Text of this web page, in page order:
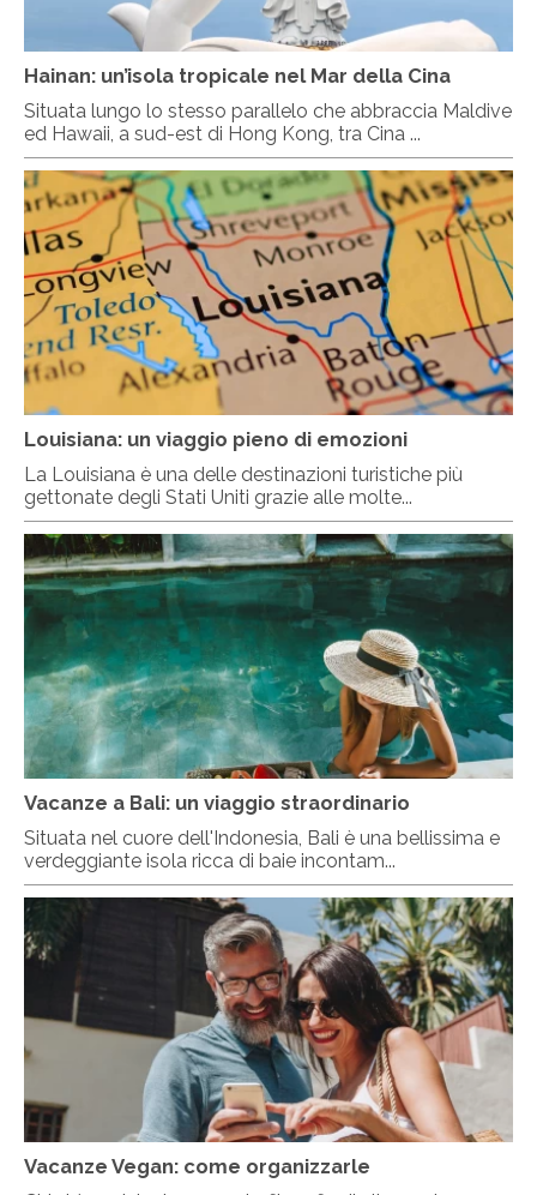
Hainan: un’isola tropicale nel Mar della Cina
Situata lungo lo stesso parallelo che abbraccia Maldive
ed Hawaii, a sud-est di Hong Kong, tra Cina ...
Louisiana: un viaggio pieno di emozioni
La Louisiana è una delle destinazioni turistiche più
gettonate degli Stati Uniti grazie alle molte...
Vacanze a Bali: un viaggio straordinario
Situata nel cuore dell'Indonesia, Bali è una bellissima e
verdeggiante isola ricca di baie incontam...
Vacanze Vegan: come organizzarle